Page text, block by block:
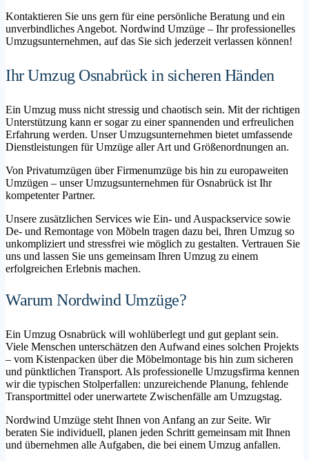
Kontaktieren Sie uns gern für eine persönliche Beratung und ein
unverbindliches Angebot. Nordwind Umzüge – Ihr professionelles
Umzugsunternehmen, auf das Sie sich jederzeit verlassen können!
Ihr Umzug Osnabrück in sicheren Händen
Ein Umzug muss nicht stressig und chaotisch sein. Mit der richtigen
Unterstützung kann er sogar zu einer spannenden und erfreulichen
Erfahrung werden. Unser Umzugsunternehmen bietet umfassende
Dienstleistungen für Umzüge aller Art und Größenordnungen an.
Von Privatumzügen über Firmenumzüge bis hin zu europaweiten
Umzügen – unser Umzugsunternehmen für Osnabrück ist Ihr
kompetenter Partner.
Unsere zusätzlichen Services wie Ein- und Auspackservice sowie
De- und Remontage von Möbeln tragen dazu bei, Ihren Umzug so
unkompliziert und stressfrei wie möglich zu gestalten. Vertrauen Sie
uns und lassen Sie uns gemeinsam Ihren Umzug zu einem
erfolgreichen Erlebnis machen.
Warum Nordwind Umzüge?
Ein Umzug Osnabrück will wohlüberlegt und gut geplant sein.
Viele Menschen unterschätzen den Aufwand eines solchen Projekts
– vom Kistenpacken über die Möbelmontage bis hin zum sicheren
und pünktlichen Transport. Als professionelle Umzugsfirma kennen
wir die typischen Stolperfallen: unzureichende Planung, fehlende
Transportmittel oder unerwartete Zwischenfälle am Umzugstag.
Nordwind Umzüge steht Ihnen von Anfang an zur Seite. Wir
beraten Sie individuell, planen jeden Schritt gemeinsam mit Ihnen
und übernehmen alle Aufgaben, die bei einem Umzug anfallen.